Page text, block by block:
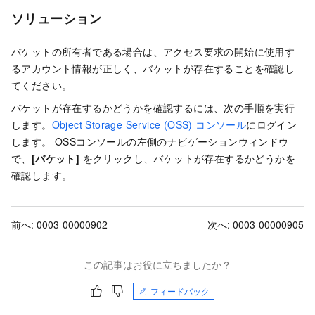
ソリューション
バケットの所有者である場合は、アクセス要求の開始に使用す
るアカウント情報が正しく、バケットが存在することを確認し
てください。
バケットが存在するかどうかを確認するには、次の手順を実行
します。 Object Storage Service (OSS) コンソールにログイン
します。 OSSコンソールの左側のナビゲーションウィンドウ
で、 [バケット] をクリックし、バケットが存在するかどうかを
確認します。
前へ: 0003-00000902 次へ: 0003-00000905
この記事はお役に立ちましたか？
フィードバック